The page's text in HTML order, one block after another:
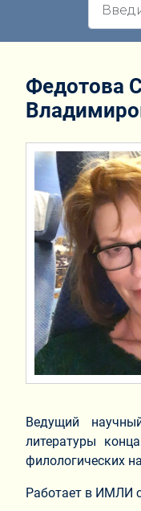
Федотова
Ведущий
литературы
филологических
Работает в ИМЛИ